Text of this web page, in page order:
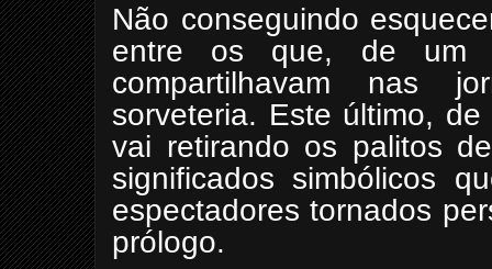
Não conseguindo
entre os que, de um
compartilhavam nas
sorveteria. Este último,
vai retirando os palitos
significados simbólicos
espectadores tornados
prólogo.